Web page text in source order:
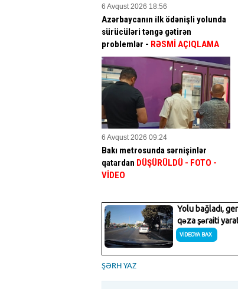
6 Avqust 2026 18:56
Azərbaycanın ilk ödənişli yolunda
sürücüləri təngə gətirən
problemlər - RƏSMİ AÇIQLAMA
6 Avqust 2026 09:24
Bakı metrosunda sərnişinlər
qatardan DÜŞÜRÜLDÜ - FOTO -
VİDEO
ŞƏRH YAZ